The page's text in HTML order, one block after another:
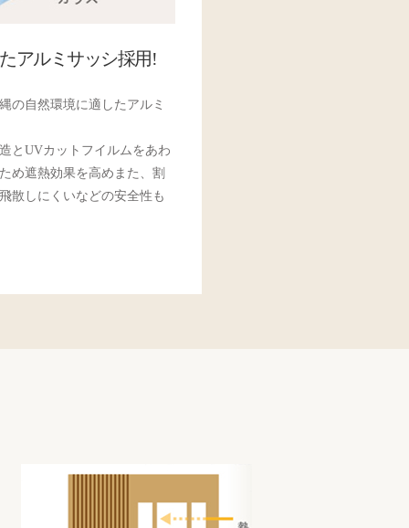
アルミサッシ採用!
の自然環境に適したアルミ
とUVカットフイルムをあわ
め遮熱効果を高めまた、割
散しにくいなどの安全性も